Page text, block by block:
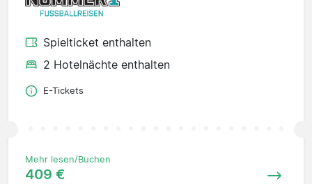
Spielticket enthalten
2 Hotelnächte enthalten
E-Tickets
Mehr lesen/Buchen
409 €